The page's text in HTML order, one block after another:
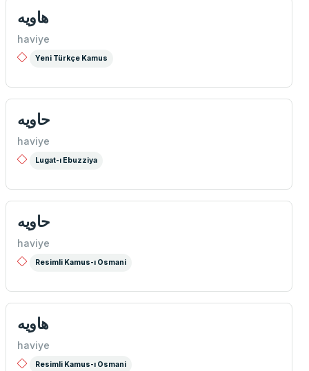
هاويه
haviye
Yeni Türkçe Kamus
حاويه
haviye
Lugat-ı Ebuzziya
حاويه
haviye
Resimli Kamus-ı Osmani
هاويه
haviye
Resimli Kamus-ı Osmani